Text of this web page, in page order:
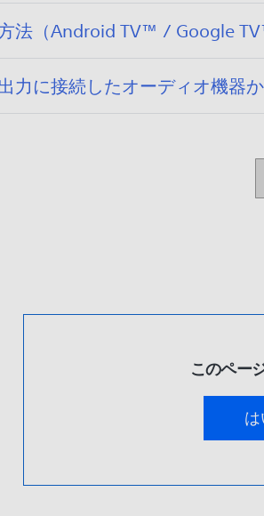
法（Android TV™ / Google
力に接続したオーディオ機器
このペー
は